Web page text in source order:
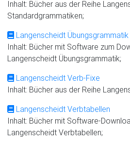
Inhalt: Bücher aus der Reihe
Standardgrammatiken;
Langenscheidt Übungsgrammatik
Inhalt: Bücher mit Software zum
Langenscheidt Übungsgrammatik;
Langenscheidt Verb-Fixe
Inhalt: Bücher aus der Reihe
Langenscheidt Verbtabellen
Inhalt: Bücher mit Software-
Langenscheidt Verbtabellen;